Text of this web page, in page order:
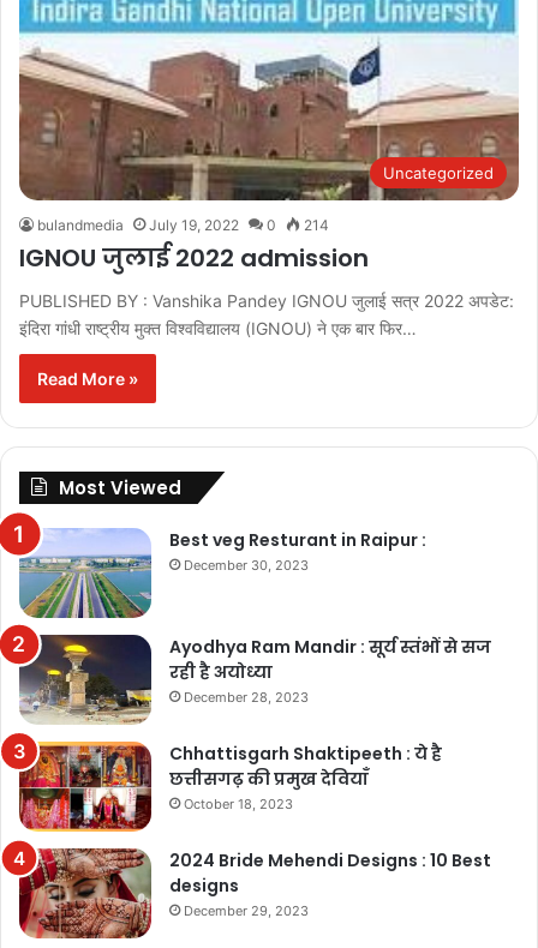
Uncategorized
bulandmedia July 19, 2022 0 214
IGNOU जुलाई 2022 admission
PUBLISHED BY : Vanshika Pandey IGNOU जुलाई सत्र 2022 अपडेट:
इंदिरा गांधी राष्ट्रीय मुक्त विश्वविद्यालय (IGNOU) ने एक बार फिर…
Read More »
Most Viewed
Best veg Resturant in Raipur :
December 30, 2023
Ayodhya Ram Mandir : सूर्य स्तंभों से सज
रही है अयोध्या
December 28, 2023
Chhattisgarh Shaktipeeth : ये है
छत्तीसगढ़ की प्रमुख देवियाँ
October 18, 2023
2024 Bride Mehendi Designs : 10 Best
designs
December 29, 2023